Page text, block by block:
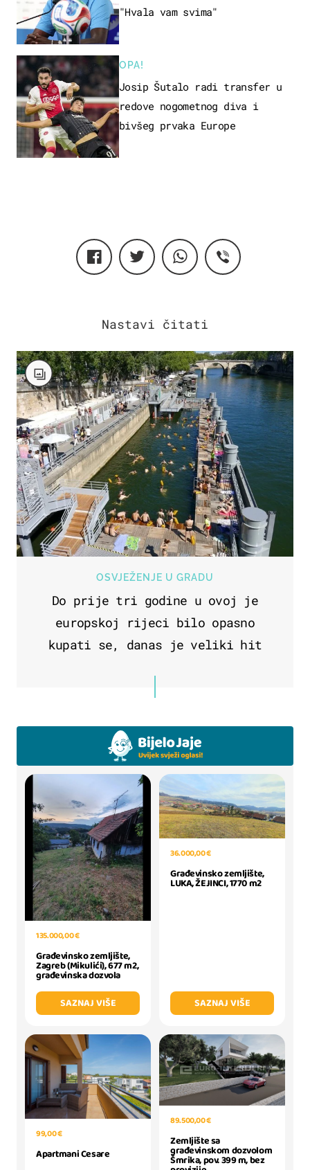
"Hvala vam svima"
OPA!
Josip Šutalo radi transfer u
redove nogometnog diva i
bivšeg prvaka Europe
OSVJEŽENJE U GRADU
Do prije tri godine u ovoj je
europskoj rijeci bilo opasno
kupati se, danas je veliki hit
135.000,00 €
Građevinsko zemljište,
Zagreb (Mikulići), 677 m2,
građevinska dozvola
SAZNAJ VIŠE
36.000,00 €
Građevinsko zemljište,
LUKA, ŽEJINCI, 1770 m2
SAZNAJ VIŠE
99,00 €
Apartmani Cesare
89.500,00 €
Zemljište sa
građevinskom dozvolom
Šmrika, pov. 399 m, bez